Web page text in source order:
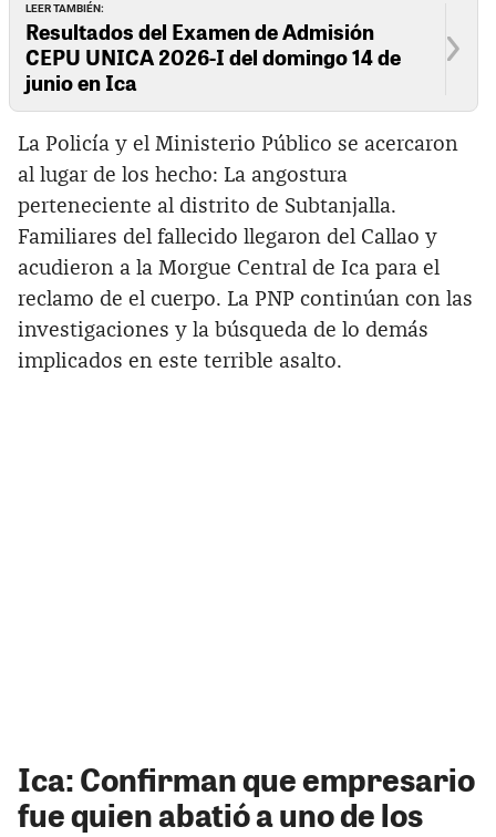
LEER TAMBIÉN:
Resultados del Examen de Admisión
CEPU UNICA 2026-I del domingo 14 de
junio en Ica
La Policía y el Ministerio Público se acercaron
al lugar de los hecho: La angostura
perteneciente al distrito de Subtanjalla.
Familiares del fallecido llegaron del Callao y
acudieron a la Morgue Central de Ica para el
reclamo de el cuerpo. La PNP continúan con las
investigaciones y la búsqueda de lo demás
implicados en este terrible asalto.
Ica: Confirman que empresario
fue quien abatió a uno de los